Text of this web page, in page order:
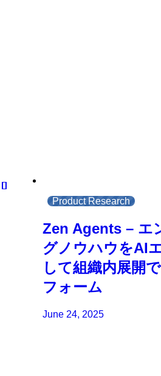
Product Research
Zen Agents – エ
グノウハウをAI
して組織内展開
フォーム
June 24, 2025